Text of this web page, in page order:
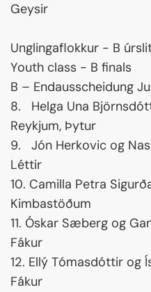
Geysir
Unglingaflokkur - B
Youth class - B finals
B – Endausscheidung
8. Helga Una
Reykjum, Þytur
9. Jón Herkovic og
Léttir
10. Camilla Petra
Kimbastöðum
11. Óskar Sæberg og
Fákur
12. Ellý Tómasdóttir og
Fákur